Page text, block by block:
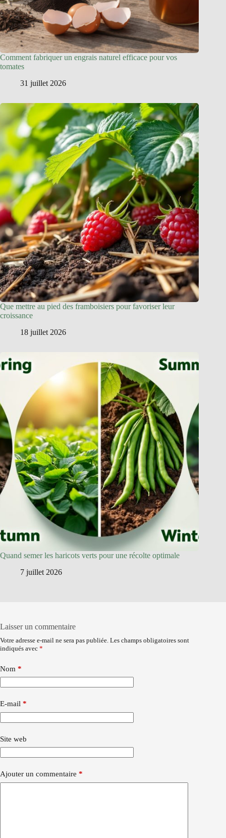
Comment fabriquer un engrais naturel efficace pour vos
tomates
31 juillet 2026
Que mettre au pied des framboisiers pour favoriser leur
croissance
18 juillet 2026
Quand semer les haricots verts pour une récolte optimale
7 juillet 2026
Laisser un commentaire
Votre adresse e-mail ne sera pas publiée. Les champs obligatoires sont
indiqués avec *
Nom *
E-mail *
Site web
Ajouter un commentaire *